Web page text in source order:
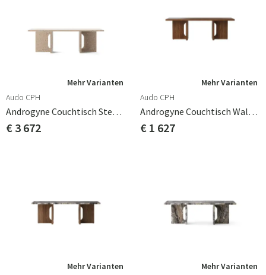
Mehr Varianten
Audo CPH
Androgyne Couchtisch Sten Kunis Breccia
€ 3 672
Mehr Varianten
Audo CPH
Androgyne Couchtisch Walnuss
€ 1 627
Mehr Varianten
Mehr Varianten